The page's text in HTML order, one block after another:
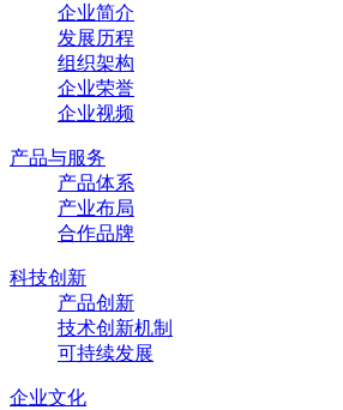
企业简介
发展历程
组织架构
企业荣誉
企业视频
产品与服务
产品体系
产业布局
合作品牌
科技创新
产品创新
技术创新机制
可持续发展
企业文化